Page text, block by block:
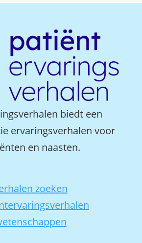
biedt een
ervaringsverhalen voor
en naasten.
zoeken